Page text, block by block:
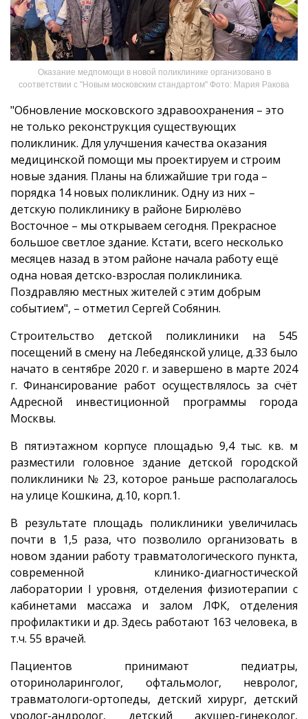
Оказание медпомощи в новой поликлинике организовано в
соответствии с "Новым московским стандартом" Фото: Мария Ракова
"Обновление московского здравоохранения – это
не только реконструкция существующих
поликлиник. Для улучшения качества оказания
медицинской помощи мы проектируем и строим
новые здания. Планы на ближайшие три года –
порядка 14 новых поликлиник. Одну из них –
детскую поликлинику в районе Бирюлёво
Восточное – мы открываем сегодня. Прекрасное
большое светлое здание. Кстати, всего несколько
месяцев назад в этом районе начала работу ещё
одна новая детско-взрослая поликлиника.
Поздравляю местных жителей с этим добрым
событием", – отметил Сергей Собянин.
Строительство детской поликлиники на 545
посещений в смену на Лебедянской улице, д.33 было
начато в сентябре 2020 г. и завершено в марте 2024
г. Финансирование работ осуществлялось за счёт
Адресной инвестиционной программы города
Москвы.
В пятиэтажном корпусе площадью 9,4 тыс. кв. м
разместили головное здание детской городской
поликлиники № 23, которое раньше располагалось
на улице Кошкина, д.10, корп.1.
В результате площадь поликлиники увеличилась
почти в 1,5 раза, что позволило организовать в
новом здании работу травматологического пункта,
современной клинико-диагностической
лаборатории I уровня, отделения физиотерапии с
кабинетами массажа и залом ЛФК, отделения
профилактики и др. Здесь работают 163 человека, в
т.ч. 55 врачей.
Пациентов принимают педиатры,
оториноларинголог, офтальмолог, невролог,
травматологи-ортопеды, детский хирург, детский
уролог-андролог, детский акушер-гинеколог,